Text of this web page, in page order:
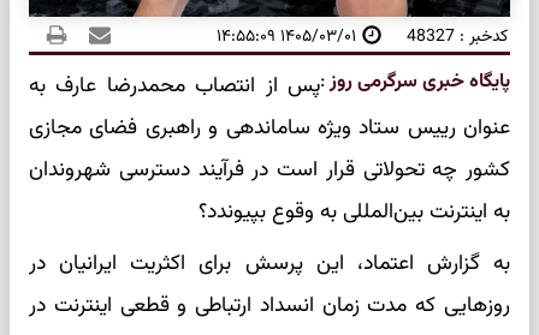
کدخبر : 48327 ۱۴۰۵/۰۳/۰۱ ۱۴:۵۵:۰۹
پایگاه خبری سرگرمی روز:پس از انتصاب محمدرضا عارف به
عنوان رییس ستاد ویژه ساماندهی و راهبری فضای مجازی
کشور چه تحولاتی قرار است در فرآیند دسترسی شهروندان
به اینترنت بین‌المللی به وقوع بپیوندد؟
به گزارش اعتماد، این پرسش برای اکثریت ایرانیان در
روزهایی که مدت زمان انسداد ارتباطی و قطعی اینترنت در